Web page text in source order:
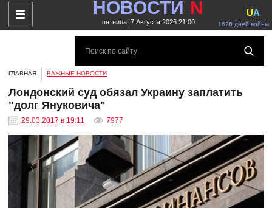
НОВОСТИ N
пятница, 7 Августа 2026 21:00 1626 дней войны
UA
ГЛАВНАЯ ВАЖНЫЕ НОВОСТИ
Лондонский суд обязал Украину заплатить
"долг Януковича"
29.03.2017 в 19:11 7977